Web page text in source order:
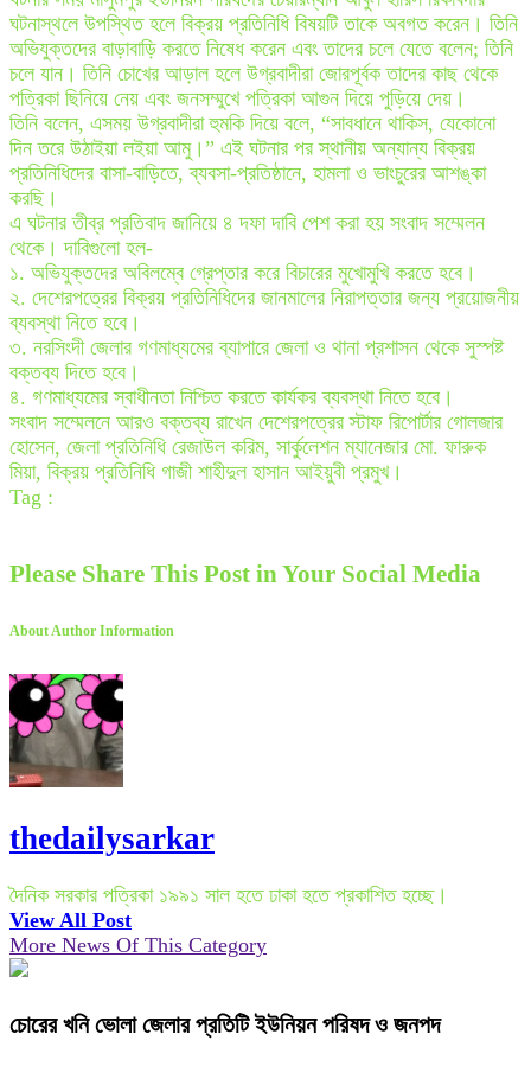
ঘটনাস্থলে উপস্থিত হলে বিক্রয় প্রতিনিধি বিষয়টি তাকে অবগত করেন। তিনি
অভিযুক্তদের বাড়াবাড়ি করতে নিষেধ করেন এবং তাদের চলে যেতে বলেন; তিনি
চলে যান। তিনি চোখের আড়াল হলে উগ্রবাদীরা জোরপূর্বক তাদের কাছ থেকে
পত্রিকা ছিনিয়ে নেয় এবং জনসম্মুখে পত্রিকা আগুন দিয়ে পুড়িয়ে দেয়।
তিনি বলেন, এসময় উগ্রবাদীরা হুমকি দিয়ে বলে, “সাবধানে থাকিস, যেকোনো
দিন তরে উঠাইয়া লইয়া আমু।” এই ঘটনার পর স্থানীয় অন্যান্য বিক্রয়
প্রতিনিধিদের বাসা-বাড়িতে, ব্যবসা-প্রতিষ্ঠানে, হামলা ও ভাংচুরের আশঙ্কা
করছি।
এ ঘটনার তীব্র প্রতিবাদ জানিয়ে ৪ দফা দাবি পেশ করা হয় সংবাদ সম্মেলন
থেকে। দাবিগুলো হল-
১. অভিযুক্তদের অবিলম্বে গ্রেপ্তার করে বিচারের মুখোমুখি করতে হবে।
২. দেশেরপত্রের বিক্রয় প্রতিনিধিদের জানমালের নিরাপত্তার জন্য প্রয়োজনীয়
ব্যবস্থা নিতে হবে।
৩. নরসিংদী জেলার গণমাধ্যমের ব্যাপারে জেলা ও থানা প্রশাসন থেকে সুস্পষ্ট
বক্তব্য দিতে হবে।
৪. গণমাধ্যমের স্বাধীনতা নিশ্চিত করতে কার্যকর ব্যবস্থা নিতে হবে।
সংবাদ সম্মেলনে আরও বক্তব্য রাখেন দেশেরপত্রের স্টাফ রিপোর্টার গোলজার
হোসেন, জেলা প্রতিনিধি রেজাউল করিম, সার্কুলেশন ম্যানেজার মো. ফারুক
মিয়া, বিক্রয় প্রতিনিধি গাজী শাহীদুল হাসান আইয়ুবী প্রমুখ।
Tag :
Please Share This Post in Your Social Media
About Author Information
thedailysarkar
দৈনিক সরকার পত্রিকা ১৯৯১ সাল হতে ঢাকা হতে প্রকাশিত হচ্ছে।
View All Post
More News Of This Category
চোরের খনি ভোলা জেলার প্রতিটি ইউনিয়ন পরিষদ ও জনপদ